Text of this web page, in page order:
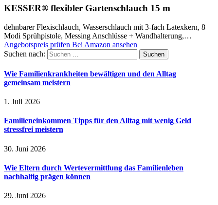
KESSER® flexibler Gartenschlauch 15 m
dehnbarer Flexischlauch, Wasserschlauch mit 3-fach Latexkern, 8
Modi Sprühpistole, Messing Anschlüsse + Wandhalterung,…
Angebotspreis prüfen Bei Amazon ansehen
Suchen nach:
Wie Familienkrankheiten bewältigen und den Alltag
gemeinsam meistern
1. Juli 2026
Familieneinkommen Tipps für den Alltag mit wenig Geld
stressfrei meistern
30. Juni 2026
Wie Eltern durch Wertevermittlung das Familienleben
nachhaltig prägen können
29. Juni 2026